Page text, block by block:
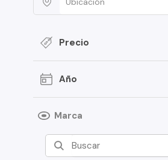
Precio
Año
Marca